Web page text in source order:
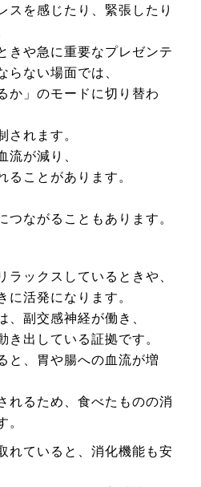
スを感じたり、緊張したり
きや急に重要なプレゼンテ
らない場面では、
か」のモードに切り替わ
されます。
流が減り、
ることがあります。
つながることもあります。
ラックスしているときや、
に活発になります。
、副交感神経が働き、
き出している証拠です。
と、胃や腸への血流が増
れるため、食べたものの消
。
れていると、消化機能も安